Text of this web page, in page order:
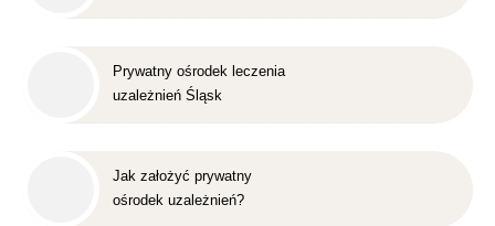
Prywatny ośrodek leczenia
uzależnień Śląsk
Jak założyć prywatny
ośrodek uzależnień?